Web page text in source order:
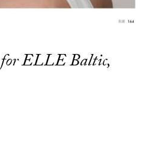
for ELLE Baltic,